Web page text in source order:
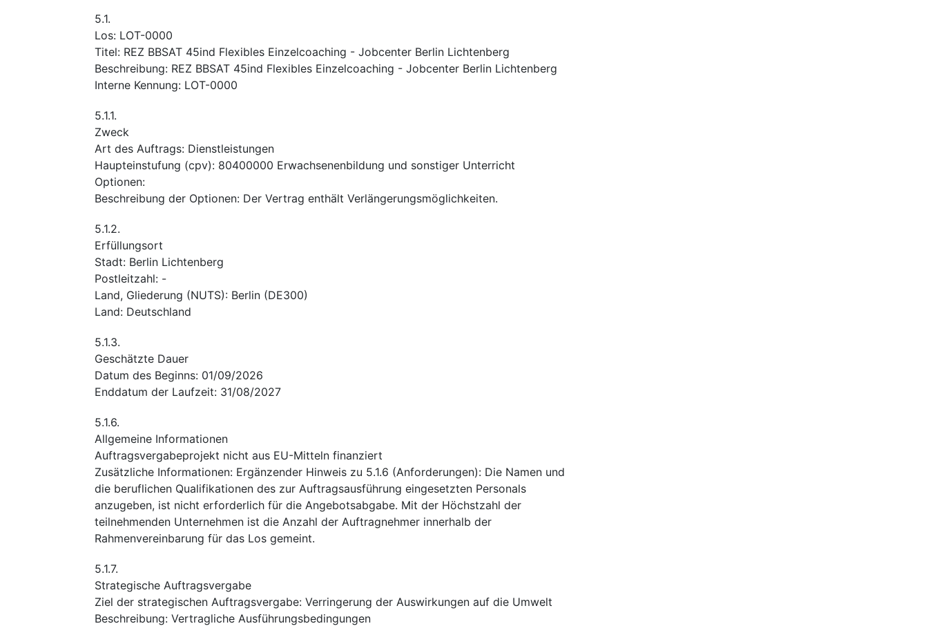
5.1.
Los: LOT-0000
Titel: REZ BBSAT 45ind Flexibles Einzelcoaching - Jobcenter Berlin Lichtenberg
Beschreibung: REZ BBSAT 45ind Flexibles Einzelcoaching - Jobcenter Berlin Lichtenberg
Interne Kennung: LOT-0000
5.1.1.
Zweck
Art des Auftrags: Dienstleistungen
Haupteinstufung (cpv): 80400000 Erwachsenenbildung und sonstiger Unterricht
Optionen:
Beschreibung der Optionen: Der Vertrag enthält Verlängerungsmöglichkeiten.
5.1.2.
Erfüllungsort
Stadt: Berlin Lichtenberg
Postleitzahl: -
Land, Gliederung (NUTS): Berlin (DE300)
Land: Deutschland
5.1.3.
Geschätzte Dauer
Datum des Beginns: 01/09/2026
Enddatum der Laufzeit: 31/08/2027
5.1.6.
Allgemeine Informationen
Auftragsvergabeprojekt nicht aus EU-Mitteln finanziert
Zusätzliche Informationen: Ergänzender Hinweis zu 5.1.6 (Anforderungen): Die Namen und
die beruflichen Qualifikationen des zur Auftragsausführung eingesetzten Personals
anzugeben, ist nicht erforderlich für die Angebotsabgabe. Mit der Höchstzahl der
teilnehmenden Unternehmen ist die Anzahl der Auftragnehmer innerhalb der
Rahmenvereinbarung für das Los gemeint.
5.1.7.
Strategische Auftragsvergabe
Ziel der strategischen Auftragsvergabe: Verringerung der Auswirkungen auf die Umwelt
Beschreibung: Vertragliche Ausführungsbedingungen